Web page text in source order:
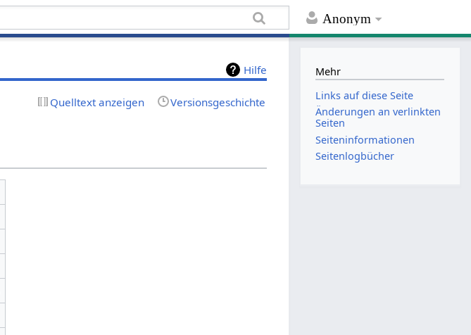
Anonym
Hilfe
Quelltext anzeigen Versionsgeschichte
Mehr
Links auf diese Seite
Änderungen an verlinkten
Seiten
Seiten­informationen
Seitenlogbücher